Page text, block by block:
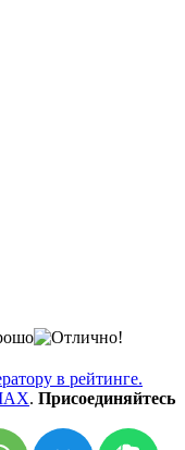
в рейтинге.
. Присоединяйтесь